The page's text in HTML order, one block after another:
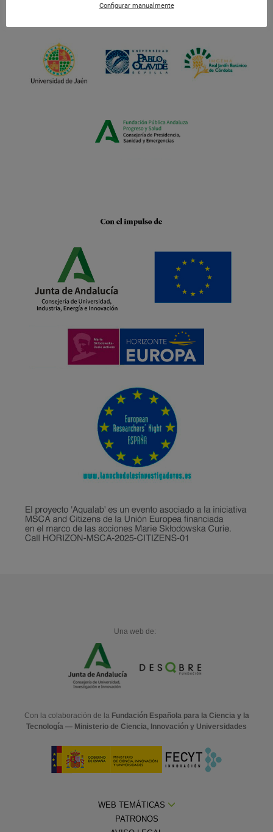
Una web de:
Con la colaboración de la Fundación Española para la Ciencia y la
Tecnología — Ministerio de Ciencia, Innovación y Universidades
WEB TEMÁTICAS
PATRONOS
Configurar manualmente